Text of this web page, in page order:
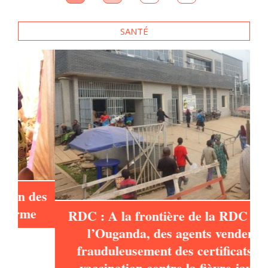
RDC : A la frontière de la RDC et de
l’Ouganda, des agents vendent
frauduleusement des certificats de
vaccination contre la fièvre jaune